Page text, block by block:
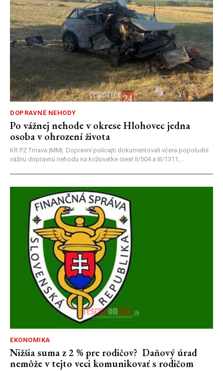
DOPRAVNÉ NEHODY
Po vážnej nehode v okrese Hlohovec jedna
osoba v ohrození života
KR PZ Trnava |MM| Dopravní policajti dokumentovali včera popoludní
vážnu dopravnú nehodu na križovatke ciest II/504 a III/1311,...
EKONOMIKA
Nižšia suma z 2 % pre rodičov? Daňový úrad
nemôže v tejto veci komunikovať s rodičom